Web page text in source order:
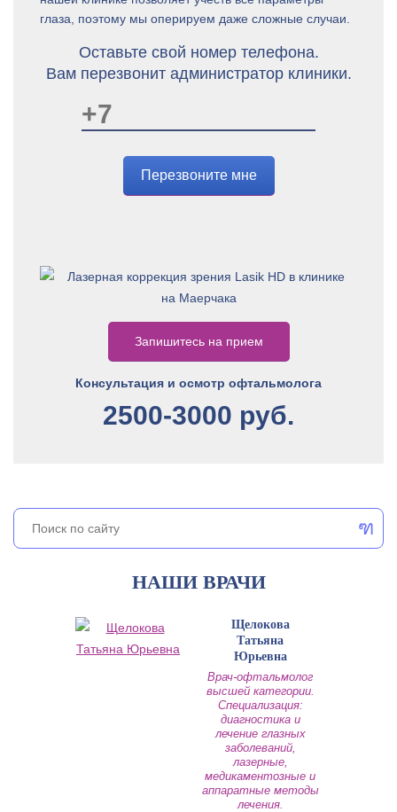
НАШИ ВРАЧИ
Щелокова
Татьяна
Юрьевна
Врач-офтальмолог
высшей категории.
Специализация:
диагностика и
лечение глазных
заболеваний,
лазерные,
медикаментозные и
аппаратные методы
лечения.
глаза, поэтому мы оперируем даже сложные случаи.
Оставьте свой номер телефона.
Вам перезвонит администратор клиники.
Перезвоните мне
Запишитесь на прием
Консультация и осмотр офтальмолога
2500-3000 руб.